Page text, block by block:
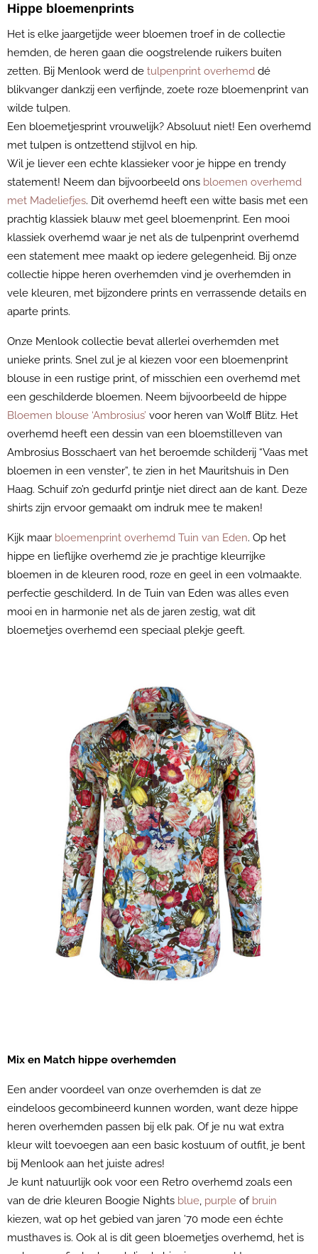
Hippe bloemenprints
Het is elke jaargetijde weer bloemen troef in de collectie
hemden, de heren gaan die oogstrelende ruikers buiten
zetten. Bij Menlook werd de tulpenprint overhemd dé
blikvanger dankzij een verfijnde, zoete roze bloemenprint van
wilde tulpen.
Een bloemetjesprint vrouwelijk? Absoluut niet! Een overhemd
met tulpen is ontzettend stijlvol en hip.
Wil je liever een echte klassieker voor je hippe en trendy
statement! Neem dan bijvoorbeeld ons bloemen overhemd
met Madeliefjes. Dit overhemd heeft een witte basis met een
prachtig klassiek blauw met geel bloemenprint. Een mooi
klassiek overhemd waar je net als de tulpenprint overhemd
een statement mee maakt op iedere gelegenheid. Bij onze
collectie hippe heren overhemden vind je overhemden in
vele kleuren, met bijzondere prints en verrassende details en
aparte prints.
Onze Menlook collectie bevat allerlei overhemden met
unieke prints. Snel zul je al kiezen voor een bloemenprint
blouse in een rustige print, of misschien een overhemd met
een geschilderde bloemen. Neem bijvoorbeeld de hippe
Bloemen blouse ‘Ambrosius’ voor heren van Wolff Blitz. Het
overhemd heeft een dessin van een bloemstilleven van
Ambrosius Bosschaert van het beroemde schilderij “Vaas met
bloemen in een venster”, te zien in het Mauritshuis in Den
Haag. Schuif zo’n gedurfd printje niet direct aan de kant. Deze
shirts zijn ervoor gemaakt om indruk mee te maken!
Kijk maar bloemenprint overhemd Tuin van Eden. Op het
hippe en lieflijke overhemd zie je prachtige kleurrijke
bloemen in de kleuren rood, roze en geel in een volmaakte.
perfectie geschilderd. In de Tuin van Eden was alles even
mooi en in harmonie net als de jaren zestig, wat dit
bloemetjes overhemd een speciaal plekje geeft.
Mix en Match hippe overhemden
Een ander voordeel van onze overhemden is dat ze
eindeloos gecombineerd kunnen worden, want deze hippe
heren overhemden passen bij elk pak. Of je nu wat extra
kleur wilt toevoegen aan een basic kostuum of outfit, je bent
bij Menlook aan het juiste adres!
Je kunt natuurlijk ook voor een Retro overhemd zoals een
van de drie kleuren Boogie Nights blue, purple of bruin
kiezen, wat op het gebied van jaren ’70 mode een échte
musthaves is. Ook al is dit geen bloemetjes overhemd, het is